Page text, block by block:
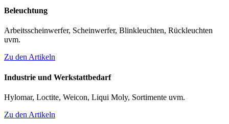
Beleuchtung
Arbeitsscheinwerfer, Scheinwerfer, Blinkleuchten, Rückleuchten
uvm.
Zu den Artikeln
Industrie und Werkstattbedarf
Hylomar, Loctite, Weicon, Liqui Moly, Sortimente uvm.
Zu den Artikeln